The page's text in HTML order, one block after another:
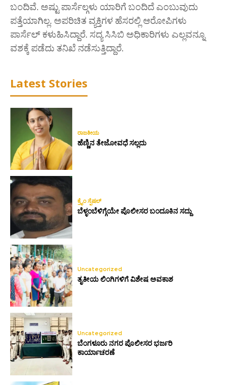
ಬಂದಿವೆ. ಅಷ್ಟು ಪಾರ್ಸೆಲ್ಗಳು ಯಾರಿಗೆ ಬಂದಿದೆ ಎಂಬುವುದು
ಪತ್ತೆಯಾಗಿಲ್ಲ. ಅಪರಿಚಿತ ವ್ಯಕ್ತಿಗಳ ಹೆಸರಲ್ಲಿ ಆರೋಪಿಗಳು
ಪಾರ್ಸೆಲ್ ಕಳುಹಿಸಿದ್ದಾರೆ. ಸದ್ಯ ಸಿಸಿಬಿ ಅಧಿಕಾರಿಗಳು ಎಲ್ಲವನ್ನೂ
ವಶಕ್ಕೆ ಪಡೆದು ತನಿಖೆ ನಡೆಸುತ್ತಿದ್ದಾರೆ.
Latest Stories
ರಾಜಕೀಯ
ಹೆಣ್ಣಿನ ತೇಜೋವಧೆ ಸಲ್ಲದು
ಕ್ರೈಂ ಸ್ಪೆಷಲ್
ಬೆಳ್ಳಂಬೆಳಿಗ್ಗೆಯೇ ಪೊಲೀಸರ ಬಂದೂಕಿನ ಸದ್ದು
Uncategorized
ತೃತೀಯ ಲಿಂಗಿಗಳಿಗೆ ವಿಶೇಷ ಅವಕಾಶ
Uncategorized
ಬೆಂಗಳೂರು ನಗರ ಪೊಲೀಸರ ಭರ್ಜರಿ
ಕಾರ್ಯಾಚರಣೆ